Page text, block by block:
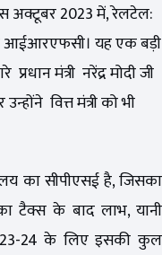
अक्टूबर 2023 में, रेलटेल:
यह एक बड़ी
मंत्री नरेंद्र मोदी जी
वित्त मंत्री को भी
का सीपीएसई है, जिसका
टैक्स के बाद लाभ, यानी
24 के लिए इसकी कुल